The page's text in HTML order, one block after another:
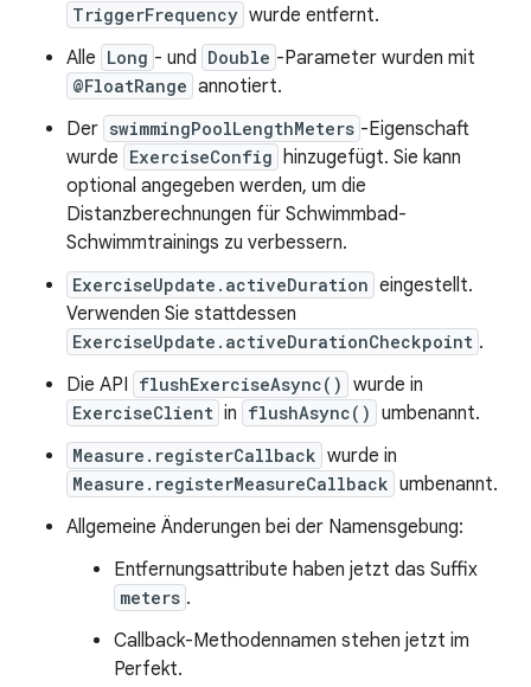
TriggerFrequency wurde entfernt.
Alle Long - und Double -Parameter wurden mit
@FloatRange annotiert.
Der swimmingPoolLengthMeters -Eigenschaft
wurde ExerciseConfig hinzugefügt. Sie kann
optional angegeben werden, um die
Distanzberechnungen für Schwimmbad-
Schwimmtrainings zu verbessern.
ExerciseUpdate.activeDuration eingestellt.
Verwenden Sie stattdessen
ExerciseUpdate.activeDurationCheckpoint .
Die API flushExerciseAsync() wurde in
ExerciseClient in flushAsync() umbenannt.
Measure.registerCallback wurde in
Measure.registerMeasureCallback umbenannt.
Allgemeine Änderungen bei der Namensgebung:
Entfernungsattribute haben jetzt das Suffix
meters .
Callback-Methodennamen stehen jetzt im
Perfekt.